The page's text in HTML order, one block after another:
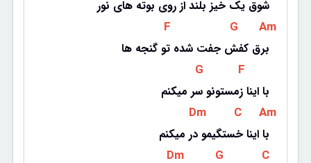
شوق یک خیز بلند از روی بوته های نور
F G Am
برق کفش جفت شده تو گنجه ها
G F
با اینا زمستونو سر میکنم
Dm C Am
با اینا خستگیمو در میکنم
Dm G C